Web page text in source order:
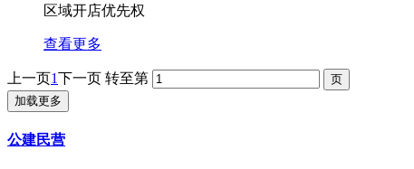
区域开店优先权
查看更多
上一页1下一页 转至第
加载更多
公建民营